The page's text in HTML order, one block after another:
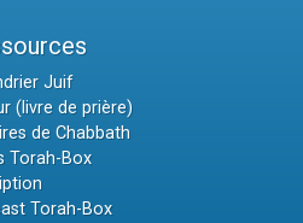
Juif
(livre de prière)
de Chabbath
Torah-Box
Torah-Box